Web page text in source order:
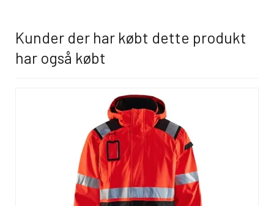
Kunder der har købt dette produkt
har også købt